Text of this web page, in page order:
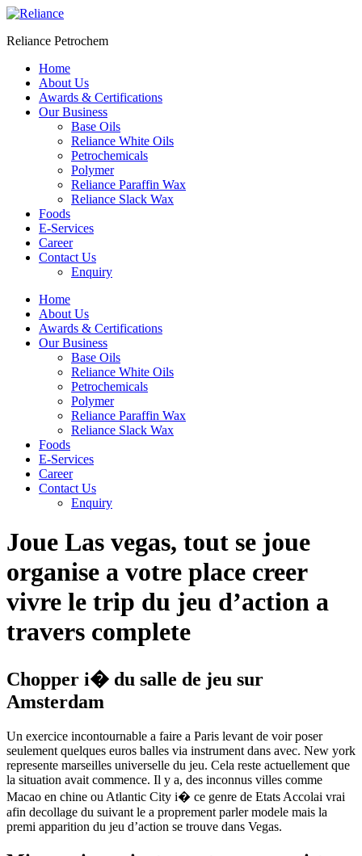
Skip
content
Reliance Petrochem
Home
About Us
Awards & Certifications
Our Business
Base Oils
Reliance White Oils
Petrochemicals
Polymer
Reliance Paraffin Wax
Reliance Slack Wax
Foods
E-Services
Career
Contact Us
Enquiry
Menu
Home
About Us
Awards & Certifications
Our Business
Base Oils
Reliance White Oils
Petrochemicals
Polymer
Reliance Paraffin Wax
Reliance Slack Wax
Foods
E-Services
Career
Contact Us
Enquiry
Joue Las vegas, tout se joue
organise a votre place creer
vivre le trip du jeu d’action a
travers complete
Chopper i� du salle de jeu sur
Amsterdam
Un exercice incontournable a faire a Paris levant de voir poser
seulement quelques euros balles via instrument dans avec. New york
represente marseilles universelle du jeu. Cela reste actuellement que
la situation avait commence. Il y a, des inconnus villes comme
Macao en chine ou Atlantic City i� ce genre de Etats Accolai vrai
afin decollage du suivant le a proprement parler modele mais la
premi apparition du jeu d’action se trouve dans Vegas.